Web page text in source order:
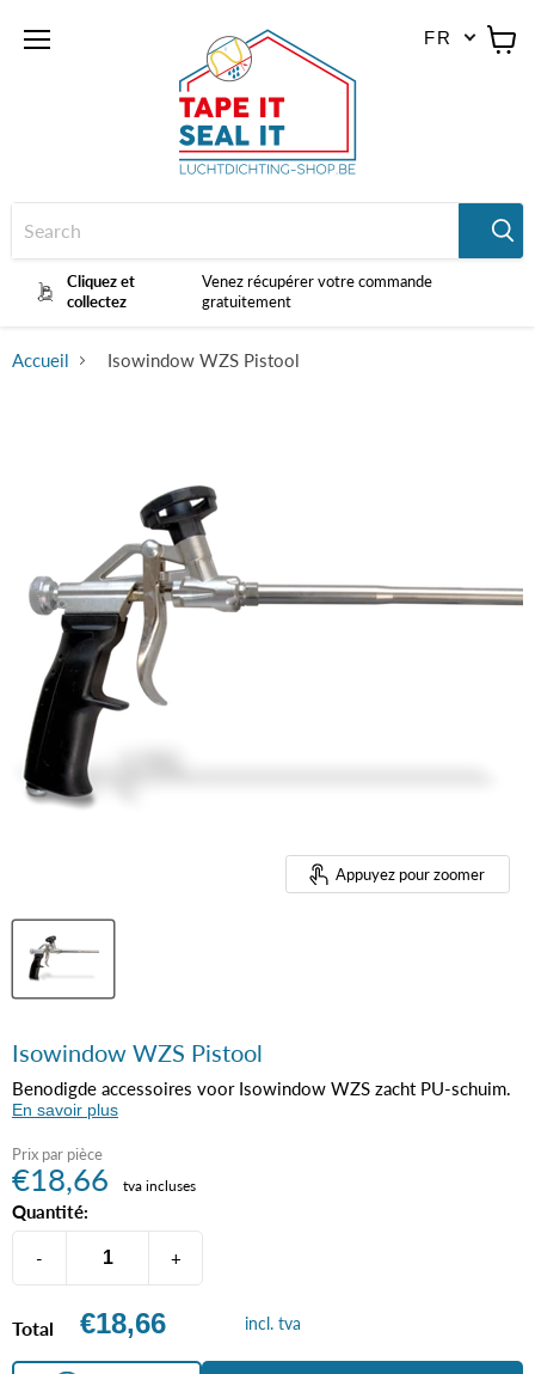
FR
Cliquez et
collectez
Venez récupérer votre commande
gratuitement
Accueil Isowindow WZS Pistool
Appuyez pour zoomer
Isowindow WZS Pistool
Benodigde accessoires voor Isowindow WZS zacht PU-schuim.
En savoir plus
Prix par pièce
€18,66 tva incluses
Quantité:
- +
Total incl. tva